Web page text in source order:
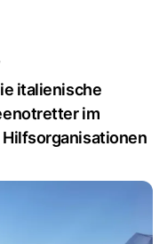
italienische
im